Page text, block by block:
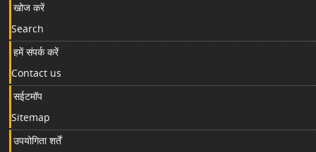
खोज करें
Search
हमें संपर्क करें
Contact us
सईटमॉप
Sitemap
उपयोगिता शर्तें